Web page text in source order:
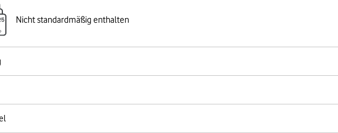
Nicht standardmäßig enthalten